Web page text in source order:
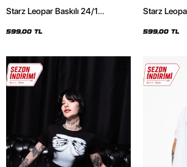
Starz Leopar Baskılı 24/1
599,00 TL
Starz
599,00 TL